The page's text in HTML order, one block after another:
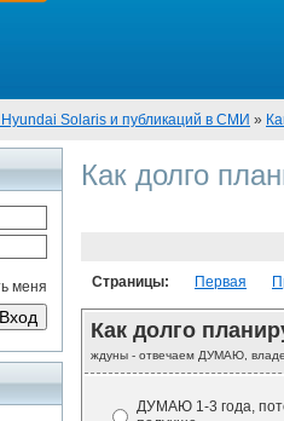
Solaris и публикаций в СМИ »
меня
Как долго
Страницы: Первая
Как долго
ждуны - отвечаем ДУМАЮ,
ДУМАЮ 1-3 года,